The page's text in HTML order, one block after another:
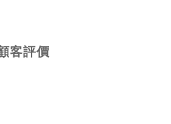
客評價